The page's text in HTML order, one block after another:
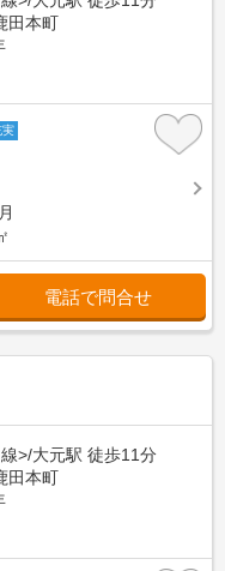
田本町
実
電話で問合せ
>/大元駅 徒歩11分
田本町